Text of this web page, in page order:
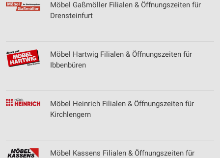
Möbel Gaßmöller Filialen & Öffnungszeiten für
Drensteinfurt
Möbel Hartwig Filialen & Öffnungszeiten für
Ibbenbüren
Möbel Heinrich Filialen & Öffnungszeiten für
Kirchlengern
Möbel Kassens Filialen & Öffnungszeiten für